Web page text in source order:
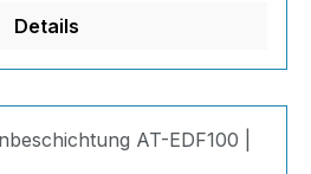
Details